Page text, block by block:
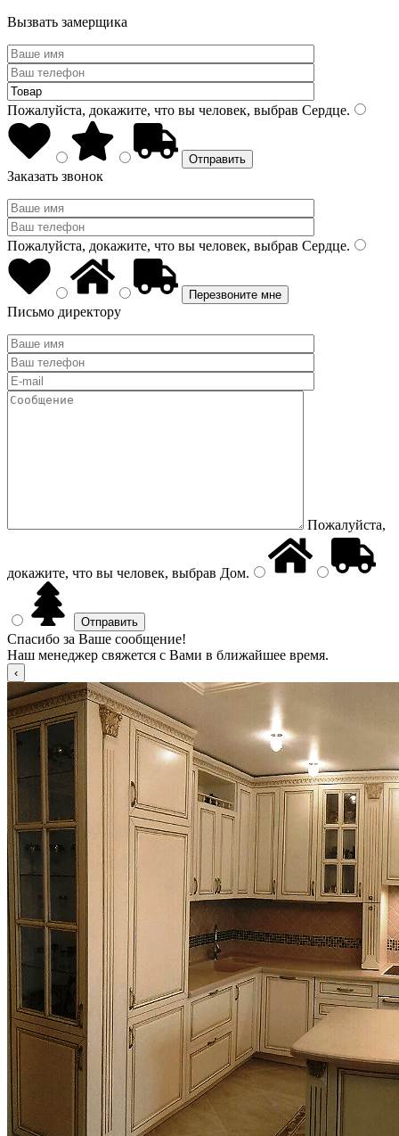
Вызвать замерщика
Пожалуйста, докажите, что вы человек, выбрав Сердце.
Заказать звонок
Пожалуйста, докажите, что вы человек, выбрав Сердце.
Письмо директору
Пожалуйста,
докажите, что вы человек, выбрав Дом.
Спасибо за Ваше сообщение!
Наш менеджер свяжется с Вами в ближайшее время.